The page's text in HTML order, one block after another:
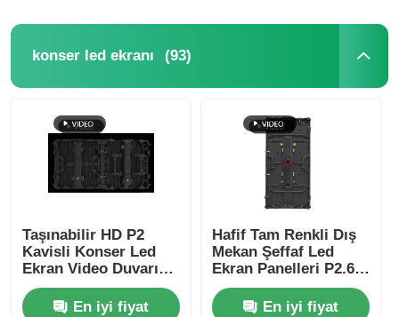
konser led ekranı (93)
Taşınabilir HD P2
Kavisli Konser Led
Ekran Video Duvarı
4500cd-5000cd
En iyi fiyat
Hafif Tam Renkli Dış
Mekan Şeffaf Led
Ekran Panelleri P2.6
P2.9 Su Geçirmez
Özel
En iyi fiyat